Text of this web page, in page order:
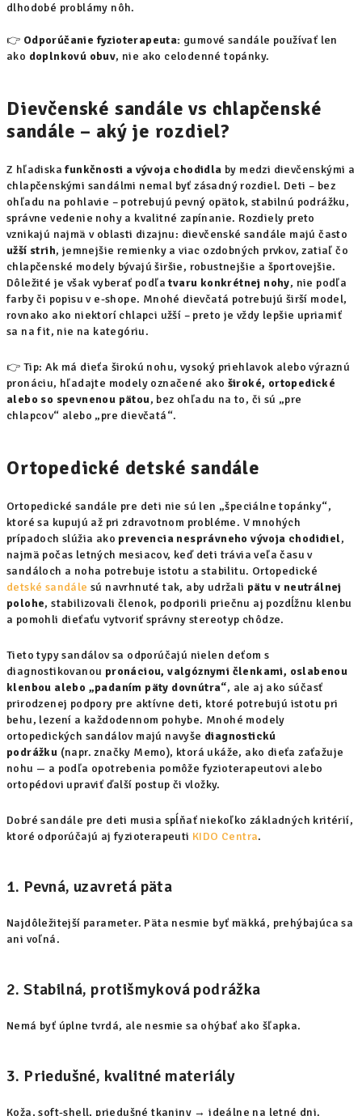
dlhodobé problámy nôh.
👉 Odporúčanie fyzioterapeuta: gumové sandále používať len
ako doplnkovú obuv, nie ako celodenné topánky.
Dievčenské sandále vs chlapčenské
sandále – aký je rozdiel?
Z hľadiskafunkčnosti a vývoja chodidla by medzi dievčenskými a
chlapčenskými sandálmi nemal byť zásadný rozdiel. Deti – bez
ohľadu na pohlavie – potrebujú pevný opätok, stabilnú podrážku,
správne vedenie nohy a kvalitné zapínanie. Rozdiely preto
vznikajú najmä v oblasti dizajnu: dievčenské sandále majú často
užší strih, jemnejšie remienky a viac ozdobných prvkov, zatiaľ čo
chlapčenské modely bývajú širšie, robustnejšie a športovejšie.
Dôležité je však vyberať podľatvaru konkrétnej nohy, nie podľa
farby či popisu v e-shope. Mnohé dievčatá potrebujú širší model,
rovnako ako niektorí chlapci užší – preto je vždy lepšie upriamiť
sa na fit, nie na kategóriu.
👉 Tip: Ak má dieťa širokú nohu, vysoký priehlavok alebo výraznú
pronáciu, hľadajte modely označené ako široké, ortopedické
alebo so spevnenou pätou, bez ohľadu na to, či sú „pre
chlapcov“ alebo „pre dievčatá“.
Ortopedické detské sandále
Ortopedické sandále pre deti nie sú len „špeciálne topánky“,
ktoré sa kupujú až pri zdravotnom probléme. V mnohých
prípadoch slúžia ako prevencia nesprávneho vývoja chodidiel,
najmä počas letných mesiacov, keď deti trávia veľa času v
sandáloch a noha potrebuje istotu a stabilitu. Ortopedické
detské sandále sú navrhnuté tak, aby udržali pätu v neutrálnej
polohe, stabilizovali členok, podporili priečnu aj pozdĺžnu klenbu
a pomohli dieťaťu vytvoriť správny stereotyp chôdze.
Tieto typy sandálov sa odporúčajú nielen deťom s
diagnostikovanou pronáciou, valgóznymi členkami, oslabenou
klenbou alebo „padaním päty dovnútra“, ale aj ako súčasť
prirodzenej podpory pre aktívne deti, ktoré potrebujú istotu pri
behu, lezení a každodennom pohybe. Mnohé modely
ortopedických sandálov majú navyše diagnostickú
podrážku (napr. značky Memo), ktorá ukáže, ako dieťa zaťažuje
nohu — a podľa opotrebenia pomôže fyzioterapeutovi alebo
ortopédovi upraviť ďalší postup či vložky.
Dobré sandále pre deti musia spĺňať niekoľko základných kritérií,
ktoré odporúčajú aj fyzioterapeuti KIDO Centra.
1. Pevná, uzavretá päta
Najdôležitejší parameter. Päta nesmie byť mäkká, prehýbajúca sa
ani voľná.
2. Stabilná, protišmyková podrážka
Nemá byť úplne tvrdá, ale nesmie sa ohýbať ako šľapka.
3. Priedušné, kvalitné materiály
Koža, soft-shell, priedušné tkaniny → ideálne na letné dni.